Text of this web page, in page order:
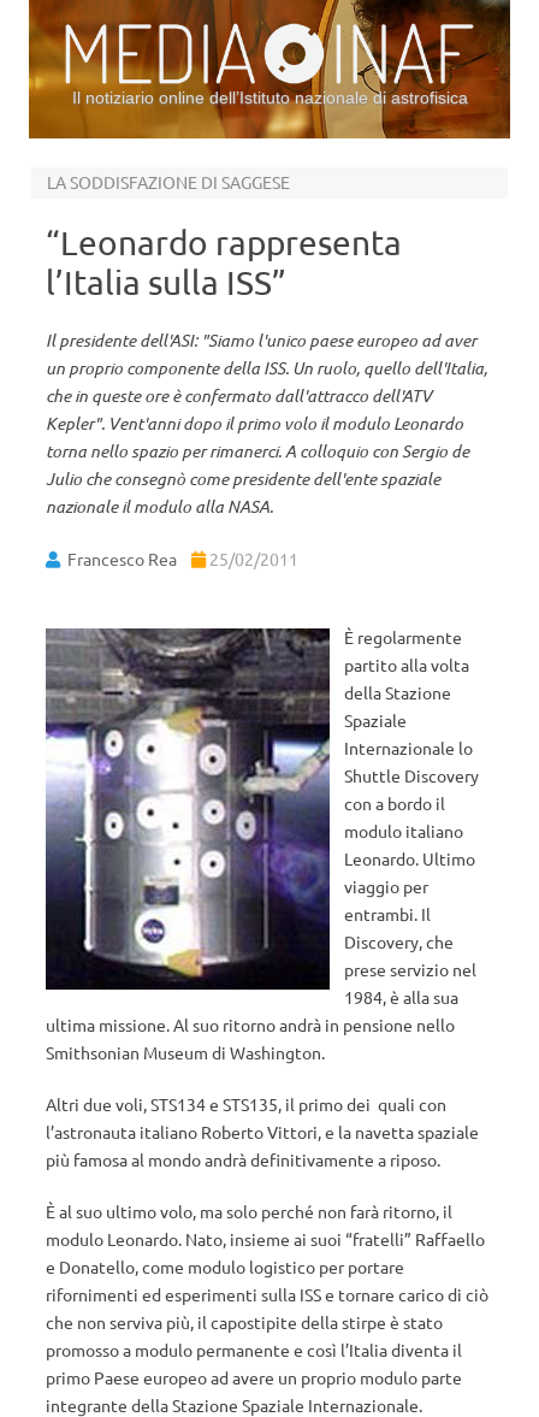
Il notiziario online dell’Istituto nazionale di astrofisica
LA SODDISFAZIONE DI SAGGESE
“Leonardo rappresenta
l’Italia sulla ISS”
Il presidente dell'ASI: "Siamo l'unico paese europeo ad aver
un proprio componente della ISS. Un ruolo, quello dell'Italia,
che in queste ore è confermato dall'attracco dell'ATV
Kepler". Vent'anni dopo il primo volo il modulo Leonardo
torna nello spazio per rimanerci. A colloquio con Sergio de
Julio che consegnò come presidente dell'ente spaziale
nazionale il modulo alla NASA.
Francesco Rea 25/02/2011
È regolarmente
partito alla volta
della Stazione
Spaziale
Internazionale lo
Shuttle Discovery
con a bordo il
modulo italiano
Leonardo. Ultimo
viaggio per
entrambi. Il
Discovery, che
prese servizio nel
1984, è alla sua
ultima missione. Al suo ritorno andrà in pensione nello
Smithsonian Museum di Washington.
Altri due voli, STS134 e STS135, il primo dei quali con
l’astronauta italiano Roberto Vittori, e la navetta spaziale
più famosa al mondo andrà definitivamente a riposo.
È al suo ultimo volo, ma solo perché non farà ritorno, il
modulo Leonardo. Nato, insieme ai suoi “fratelli” Raffaello
e Donatello, come modulo logistico per portare
rifornimenti ed esperimenti sulla ISS e tornare carico di ciò
che non serviva più, il capostipite della stirpe è stato
promosso a modulo permanente e così l’Italia diventa il
primo Paese europeo ad avere un proprio modulo parte
integrante della Stazione Spaziale Internazionale.